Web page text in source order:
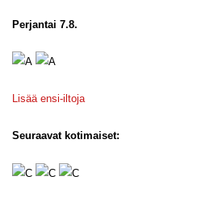
Perjantai 7.8.
Lisää ensi-iltoja
Seuraavat kotimaiset: